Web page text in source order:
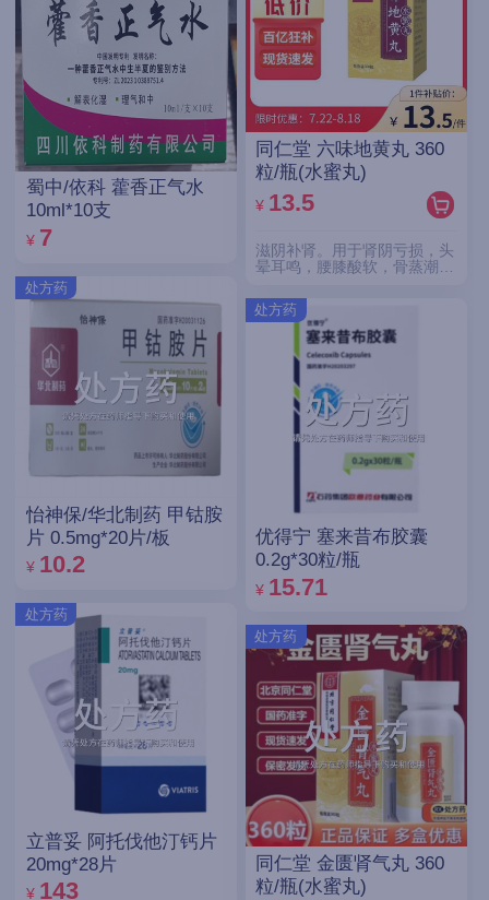
蜀中/依科 藿香正气水
10ml*10支
¥ 7
处方药
怡神保/华北制药 甲钴胺
片 0.5mg*20片/板
¥ 10.2
处方药
立普妥 阿托伐他汀钙片
20mg*28片
¥ 143
同仁堂 六味地黄丸 360
粒/瓶(水蜜丸)
¥ 13.5
滋阴补肾。用于肾阴亏损，头
晕耳鸣，腰膝酸软，骨蒸潮
处方药
优得宁 塞来昔布胶囊
0.2g*30粒/瓶
¥ 15.71
处方药
同仁堂 金匮肾气丸 360
粒/瓶(水蜜丸)